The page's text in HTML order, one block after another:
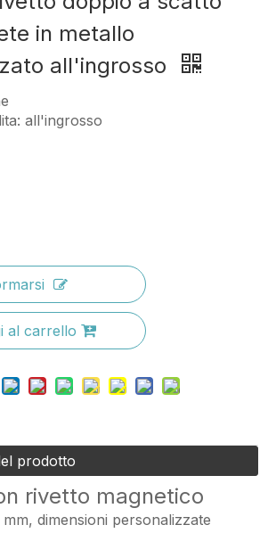
in metallo
all'ingrosso
all'ingrosso
al carrello
prodotto
rivetto magnetico
mm, dimensioni personalizzate